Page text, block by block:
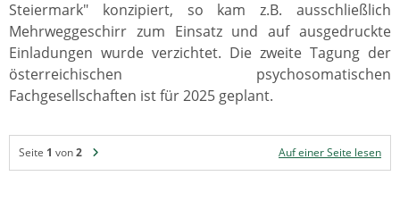
Steiermark" konzipiert, so kam z.B. ausschließlich
Mehrweggeschirr zum Einsatz und auf ausgedruckte
Einladungen wurde verzichtet. Die zweite Tagung der
österreichischen psychosomatischen
Fachgesellschaften ist für 2025 geplant.
Seite 1 von2 Auf einer Seite lesen